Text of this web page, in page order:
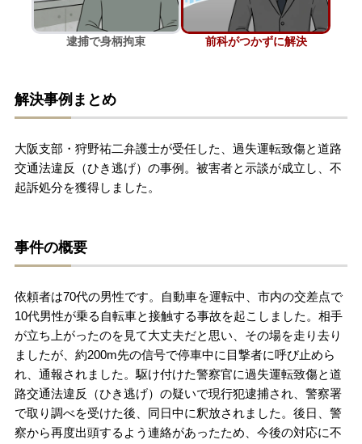
刑事事件を示談で解決したい
弁護士紹介
弁護士費用
解決実績
ご依頼者からのお手紙
無料相談の口コミ評判
刑事事件について知りたい方
逮捕で身柄拘束 前科がつかずに解決
解決事例まとめ
大阪支部・狩野祐二弁護士が受任した、過失運転致傷と道路
交通法違反（ひき逃げ）の事例。被害者と示談が成立し、不
起訴処分を獲得しました。
事件の概要
依頼者は70代の男性です。自動車を運転中、市内の交差点で
10代男性が乗る自転車と接触する事故を起こしました。相手
が立ち上がったのを見て大丈夫だと思い、その場を走り去り
ましたが、約200m先の信号で停車中に目撃者に呼び止めら
れ、通報されました。駆け付けた警察官に過失運転致傷と道
路交通法違反（ひき逃げ）の疑いで現行犯逮捕され、警察署
で取り調べを受けた後、同日中に釈放されました。後日、警
察から再度出頭するよう連絡があったため、今後の対応に不